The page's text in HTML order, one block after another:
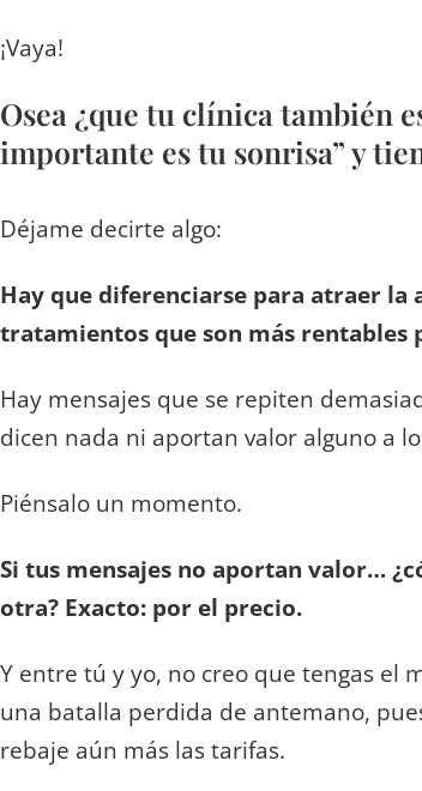
¡Vaya!
Osea ¿que tu clínica también
importante es tu sonrisa” y
Déjame decirte algo:
Hay que diferenciarse para atraer la
tratamientos que son más rentables
Hay mensajes que se repiten
dicen nada ni aportan valor alguno a
Piénsalo un momento.
Si tus mensajes no aportan valor…
otra? Exacto: por el precio.
Y entre tú y yo, no creo que tengas el
una batalla perdida de antemano,
rebaje aún más las tarifas.